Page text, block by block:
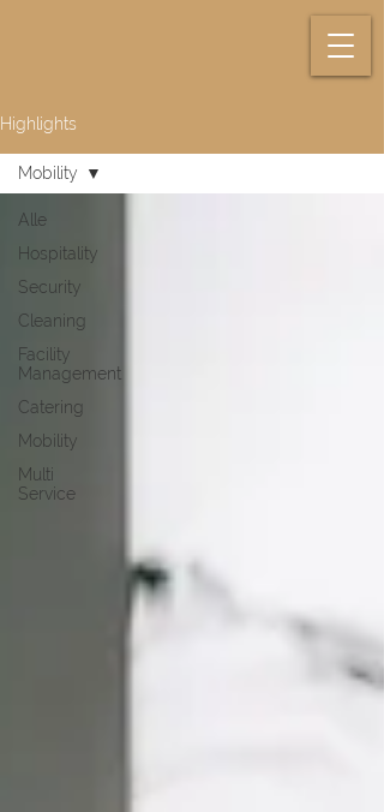
Highlights
Alle
Hospitality
Security
Cleaning
Facility
Management
Catering
Mobility
Multi
Service
Mobility